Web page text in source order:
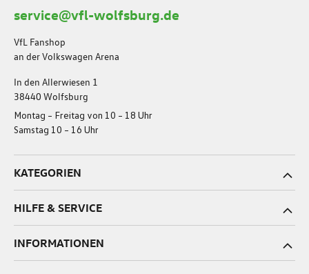
service@vfl-wolfsburg.de
VfL Fanshop
an der Volkswagen Arena
In den Allerwiesen 1
38440 Wolfsburg
Montag – Freitag von 10 – 18 Uhr
Samstag 10 – 16 Uhr
KATEGORIEN
HILFE & SERVICE
INFORMATIONEN